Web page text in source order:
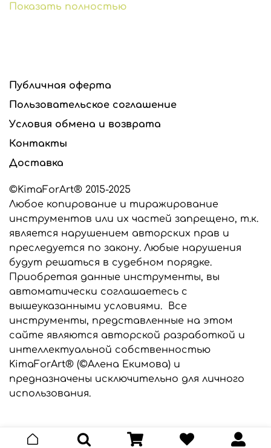
Все инструменты, представленные в этом
интернет-магазине являются разработкой
©KimaForArt и защищены законом об
авторском праве. Предназначены только для
индивидуального использования. Любое
копирование и тиражирование
закону.
Все инструменты изготавливаются из
высококачественного сырья производства
США и Европы.
Показать полностью
Публичная оферта
Пользовательское соглашение
Условия обмена и возврата
Контакты
Доставка
©KimaForArt® 2015-2025
Любое копирование и тиражирование
инструментов или их частей запрещено, т.к.
является нарушением авторских прав и
преследуется по закону. Любые нарушения
будут решаться в судебном порядке.
Приобретая данные инструменты, вы
автоматически соглашаетесь с
вышеуказанными условиями. Все
инструменты, представленные на этом
сайте являются авторской разработкой и
интеллектуальной собственностью
KimaForArt® (©Алена Екимова) и
предназначены исключительно для личного
использования.